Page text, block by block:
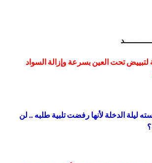
تحت العين بسرعة وإزالة السواد
ليلة الدخلة لأنها رفضت تلبية طلبه .. لن